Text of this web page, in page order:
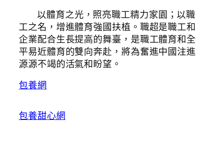
以體育之光，照亮職工精力家園；以職
工之名，增進體育強國扶植。職超是職工和
企業配合生長提高的舞臺，是職工體育和全
平易近體育的雙向奔赴，將為奮進中國注進
源源不竭的活氣和盼望。
包養網
包養甜心網